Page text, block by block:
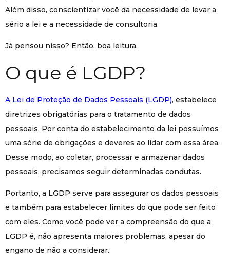
Além disso, conscientizar você da necessidade de levar a
sério a lei e a necessidade de consultoria.
Já pensou nisso? Então, boa leitura.
O que é LGDP?
A Lei de Proteção de Dados Pessoais (LGDP), estabelece
diretrizes obrigatórias para o tratamento de dados
pessoais. Por conta do estabelecimento da lei possuímos
uma série de obrigações e deveres ao lidar com essa área.
Desse modo, ao coletar, processar e armazenar dados
pessoais, precisamos seguir determinadas condutas.
Portanto, a LGDP serve para assegurar os dados pessoais
e também para estabelecer limites do que pode ser feito
com eles. Como você pode ver a compreensão do que a
LGDP é, não apresenta maiores problemas, apesar do
engano de não a considerar.